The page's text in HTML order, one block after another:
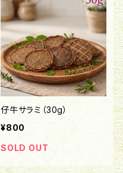
仔牛サラミ（30g）
¥800
SOLD OUT